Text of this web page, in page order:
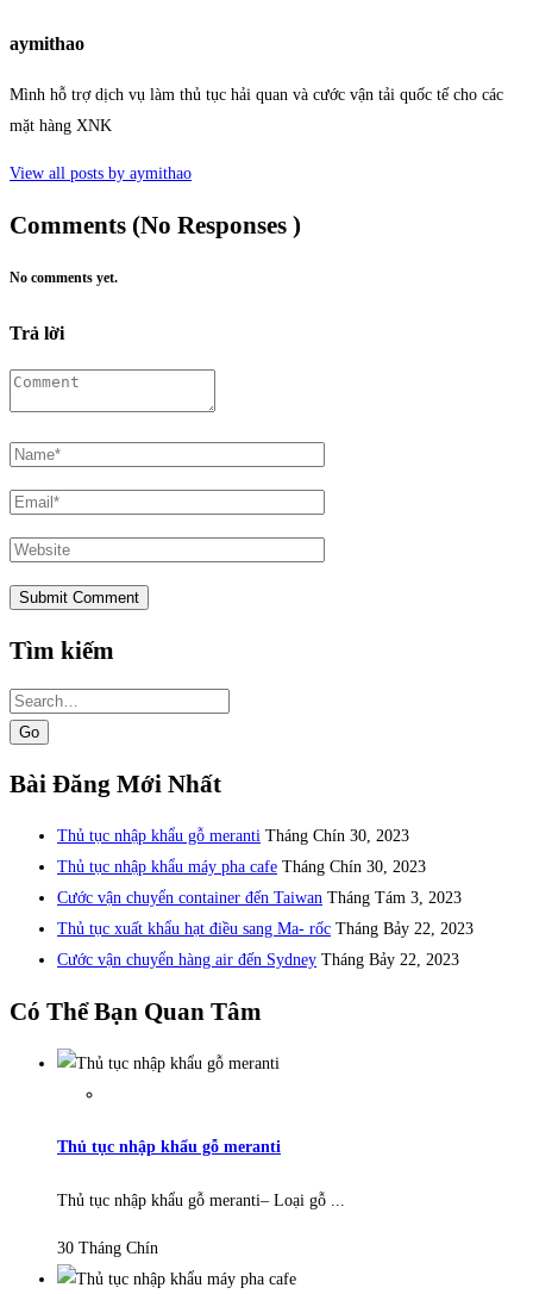
aymithao
Mình hỗ trợ dịch vụ làm thủ tục hải quan và cước vận tải quốc tế cho các
mặt hàng XNK
View all posts by aymithao
Comments (No Responses )
No comments yet.
Trả lời
Tìm kiếm
Search
for:
Bài Đăng Mới Nhất
Thủ tục nhập khẩu gỗ meranti Tháng Chín 30, 2023
Thủ tục nhập khẩu máy pha cafe Tháng Chín 30, 2023
Cước vận chuyển container đến Taiwan Tháng Tám 3, 2023
Thủ tục xuất khẩu hạt điều sang Ma- rốc Tháng Bảy 22, 2023
Cước vận chuyển hàng air đến Sydney Tháng Bảy 22, 2023
Có Thể Bạn Quan Tâm
Thủ tục nhập khẩu gỗ meranti
Thủ tục nhập khẩu gỗ meranti– Loại gỗ ...
30 Tháng Chín